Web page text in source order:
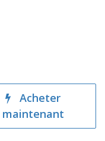
Acheter
maintenant